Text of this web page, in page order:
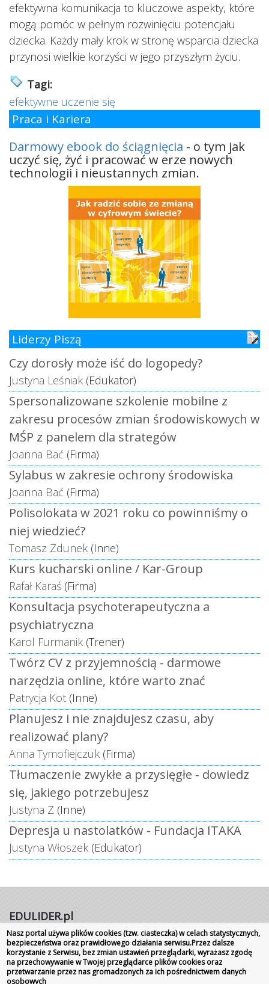
efektywna komunikacja to kluczowe aspekty, które
mogą pomóc w pełnym rozwinięciu potencjału
dziecka. Każdy mały krok w stronę wsparcia dziecka
przynosi wielkie korzyści w jego przyszłym życiu.
Tagi:
efektywne uczenie się
Praca i Kariera
Darmowy ebook do ściągnięcia - o tym jak
uczyć się, żyć i pracować w erze nowych
technologii i nieustannych zmian.
Liderzy Piszą
Czy dorosły może iść do logopedy?
Justyna Leśniak (Edukator)
Spersonalizowane szkolenie mobilne z
zakresu procesów zmian środowiskowych w
MŚP z panelem dla strategów
Joanna Bać (Firma)
Sylabus w zakresie ochrony środowiska
Joanna Bać (Firma)
Polisolokata w 2021 roku co powinniśmy o
niej wiedzieć?
Tomasz Zdunek (Inne)
Kurs kucharski online / Kar-Group
Rafał Karaś (Firma)
Konsultacja psychoterapeutyczna a
psychiatryczna
Karol Furmanik (Trener)
Twórz CV z przyjemnością - darmowe
narzędzia online, które warto znać
Patrycja Kot (Inne)
Planujesz i nie znajdujesz czasu, aby
realizować plany?
Anna Tymofiejczuk (Firma)
Tłumaczenie zwykłe a przysięgłe - dowiedz
się, jakiego potrzebujesz
Justyna Z (Inne)
Depresja u nastolatków - Fundacja ITAKA
Justyna Włoszek (Edukator)
EDULIDER.pl
Portal internetowy | Rok założenia 2008
Wszelkie prawa zastrzeżone|Kontakt Promocja
szkoły
Nasz portal używa plików cookies (tzw. ciasteczka) w celach statystycznych,
bezpieczeństwa oraz prawidłowego działania serwisu.Przez dalsze
korzystanie z Serwisu, bez zmian ustawień przeglądarki, wyrażasz zgodę
na przechowywanie w Twojej przeglądarce plików cookies oraz
przetwarzanie przez nas gromadzonych za ich pośrednictwem danych
osobowych